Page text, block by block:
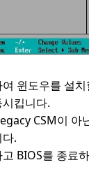
윈도우를 설
킵니다.
CSM이 아
.
BIOS를 종료